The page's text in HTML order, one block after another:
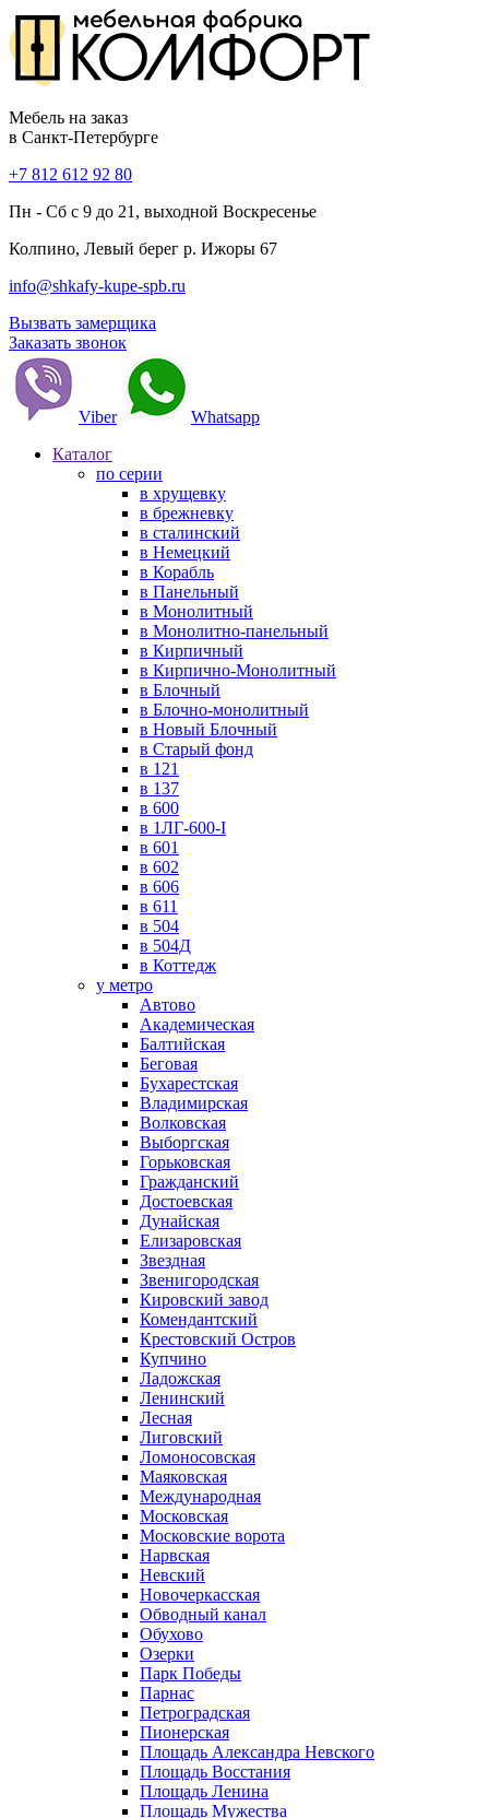
Мебель на заказ
в Санкт-Петербурге
+7 812 612 92 80
Пн - Сб с 9 до 21, выходной Воскресенье
Колпино, Левый берег р. Ижоры 67
info@shkafy-kupe-spb.ru
Вызвать замерщика
Заказать звонок
Viber
Whatsapp
Каталог
по серии
в хрущевку
в брежневку
в сталинский
в Немецкий
в Корабль
в Панельный
в Монолитный
в Монолитно-панельный
в Кирпичный
в Кирпично-Монолитный
в Блочный
в Блочно-монолитный
в Новый Блочный
в Старый фонд
в 121
в 137
в 600
в 1ЛГ-600-I
в 601
в 602
в 606
в 611
в 504
в 504Д
в Коттедж
у метро
Автово
Академическая
Балтийская
Беговая
Бухарестская
Владимирская
Волковская
Выборгская
Горьковская
Гражданский
Достоевская
Дунайская
Елизаровская
Звездная
Звенигородская
Кировский завод
Комендантский
Крестовский Остров
Купчино
Ладожская
Ленинский
Лесная
Лиговский
Ломоносовская
Маяковская
Международная
Московская
Московские ворота
Нарвская
Невский
Новочеркасская
Обводный канал
Обухово
Озерки
Парк Победы
Парнас
Петроградская
Пионерская
Площадь Александра Невского
Площадь Восстания
Площадь Ленина
Площадь Мужества